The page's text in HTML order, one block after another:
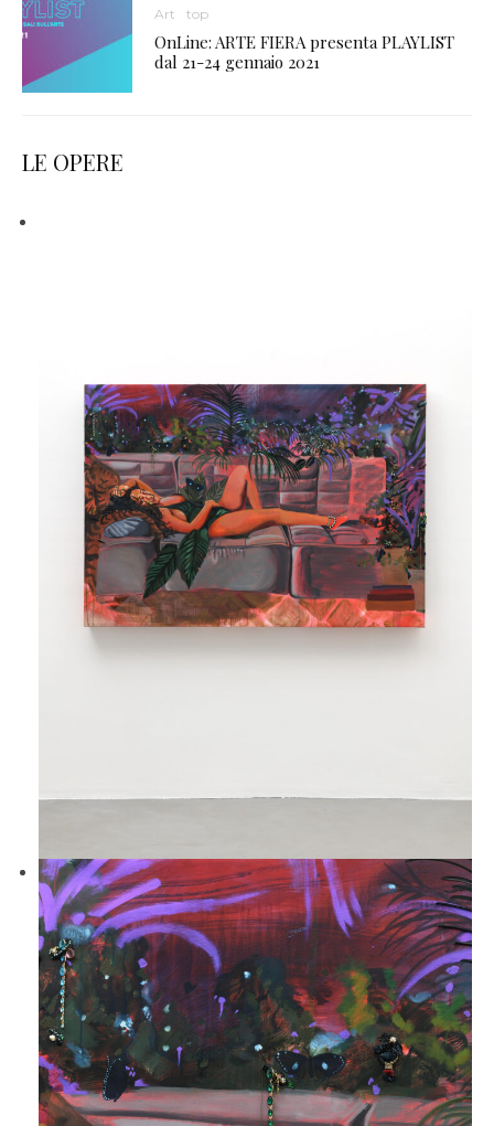
Art top
OnLine: ARTE FIERA presenta PLAYLIST
dal 21-24 gennaio 2021
LE OPERE